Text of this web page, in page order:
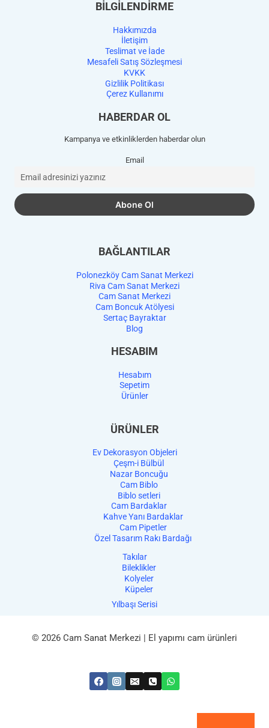
BİLGİLENDİRME
Hakkımızda
İletişim
Teslimat ve İade
Mesafeli Satış Sözleşmesi
KVKK
Gizlilik Politikası
Çerez Kullanımı
HABERDAR OL
Kampanya ve etkinliklerden haberdar olun
Email
BAĞLANTILAR
Polonezköy Cam Sanat Merkezi
Riva Cam Sanat Merkezi
Cam Sanat Merkezi
Cam Boncuk Atölyesi
Sertaç Bayraktar
Blog
HESABIM
Hesabım
Sepetim
Ürünler
ÜRÜNLER
Ev Dekorasyon Objeleri
Çeşm-i Bülbül
Nazar Boncuğu
Cam Biblo
Biblo setleri
Cam Bardaklar
Kahve Yanı Bardaklar
Cam Pipetler
Özel Tasarım Rakı Bardağı
Takılar
Bileklikler
Kolyeler
Küpeler
Yılbaşı Serisi
© 2026 Cam Sanat Merkezi | El yapımı cam ürünleri